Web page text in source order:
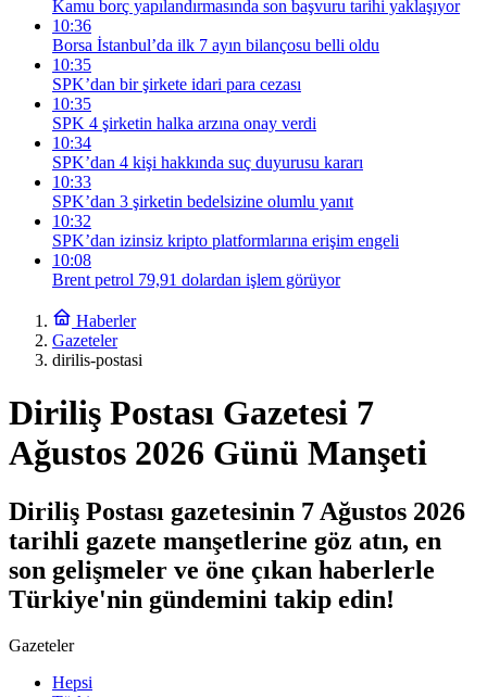
Kamu borç yapılandırmasında son başvuru tarihi yaklaşıyor
10:36
Borsa İstanbul’da ilk 7 ayın bilançosu belli oldu
10:35
SPK’dan bir şirkete idari para cezası
10:35
SPK 4 şirketin halka arzına onay verdi
10:34
SPK’dan 4 kişi hakkında suç duyurusu kararı
10:33
SPK’dan 3 şirketin bedelsizine olumlu yanıt
10:32
SPK’dan izinsiz kripto platformlarına erişim engeli
10:08
Brent petrol 79,91 dolardan işlem görüyor
Haberler
Gazeteler
dirilis-postasi
Diriliş Postası Gazetesi 7
Ağustos 2026 Günü Manşeti
Diriliş Postası gazetesinin 7 Ağustos 2026
tarihli gazete manşetlerine göz atın, en
son gelişmeler ve öne çıkan haberlerle
Türkiye'nin gündemini takip edin!
Gazeteler
Hepsi